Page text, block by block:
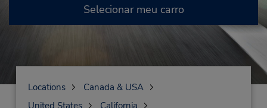
Selecionar meu carro
Locations
Canada & USA
United States
California